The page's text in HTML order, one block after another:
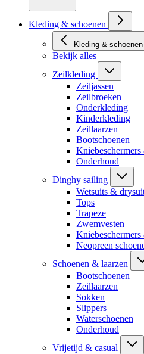
Kleding & schoenen
Kleding & schoenen
Bekijk alles
Zeilkleding
Zeiljassen
Zeilbroeken
Onderkleding
Kinderkleding
Zeillaarzen
Bootschoenen
Onderhoud
Dinghy sailing
Wetsuits &
Tops
Trapeze
Zwemvesten
Neopreen
Schoenen & laarzen
Bootschoenen
Zeillaarzen
Sokken
Slippers
Waterschoenen
Onderhoud
Vrijetijd & casual